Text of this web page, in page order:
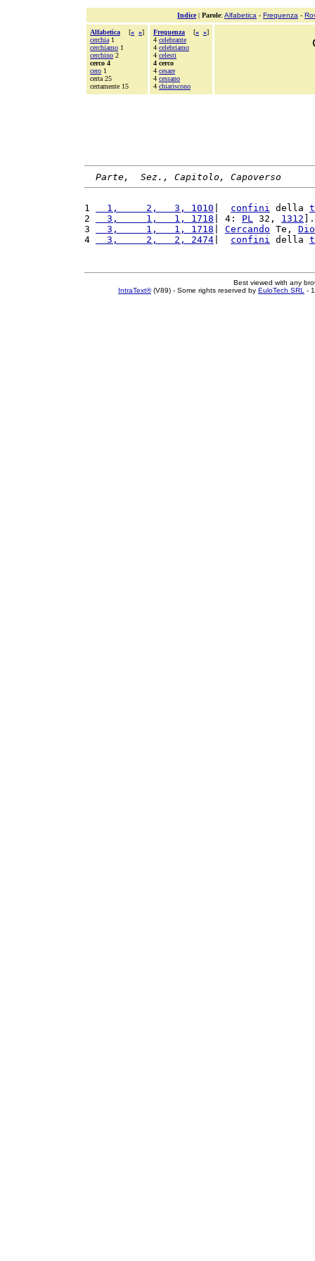
Indice| Parole: Alfabetica - Frequenza -
Alfabetica [« »]
cerchia 1
cerchiamo 1
cerchino 2
cerco 4
cero 1
certa 25
certamente 15
Frequenza [« »]
4 celebrante
4 celebriamo
4 celesti
4 cerco
4 cesare
4 cessano
4 chiariscono
Parte,  Sez., Capitolo, Capoverso
1
  1,     2,   3, 1010
confini della
2
  3,     1,   1, 1718
| 4: PL 32, 1312
3
  3,     1,   1, 1718
Cercando Te, Dio
4
  3,     2,   2, 2474
confini della
Best viewed with any
IntraText®(V89) - Some rights reserved by EuloTech SRL -